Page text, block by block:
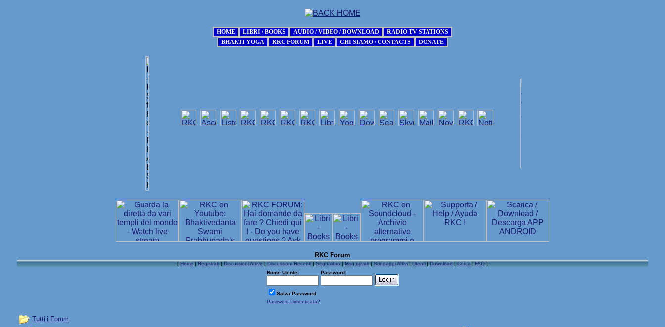
RKC Forum
[Home|Registrati|Discussioni Attive|Discussioni Recenti|Segnalibro|Msg privati|Sondaggi Attivi|Utenti|Download|Cerca|FAQ]
Nome Utente:
Password:
Salva Password
Password Dimenticata?
Tutti i Forum